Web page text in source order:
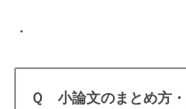
・
Ｑ 小論文のまとめ方